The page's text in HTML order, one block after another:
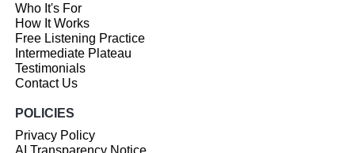
Who It's For
How It Works
Free Listening Practice
Intermediate Plateau
Testimonials
Contact Us
POLICIES
Privacy Policy